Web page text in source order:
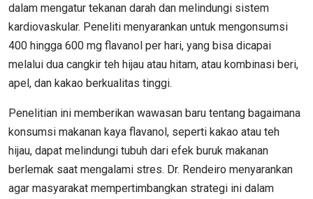
dalam mengatur tekanan darah dan melindungi sistem
kardiovaskular. Peneliti menyarankan untuk mengonsumsi
400 hingga 600 mg flavanol per hari, yang bisa dicapai
melalui dua cangkir teh hijau atau hitam, atau kombinasi beri,
apel, dan kakao berkualitas tinggi.
Penelitian ini memberikan wawasan baru tentang bagaimana
konsumsi makanan kaya flavanol, seperti kakao atau teh
hijau, dapat melindungi tubuh dari efek buruk makanan
berlemak saat mengalami stres. Dr. Rendeiro menyarankan
agar masyarakat mempertimbangkan strategi ini dalam